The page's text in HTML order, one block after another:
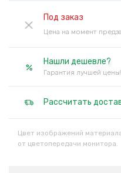
Под заказ
Цена на момент
Нашли дешевле?
Гарантия лучшей цены!
Рассчитать
Цвет изображений
от цветопередачи монитора.